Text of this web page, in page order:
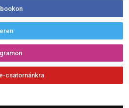
csatornánkra